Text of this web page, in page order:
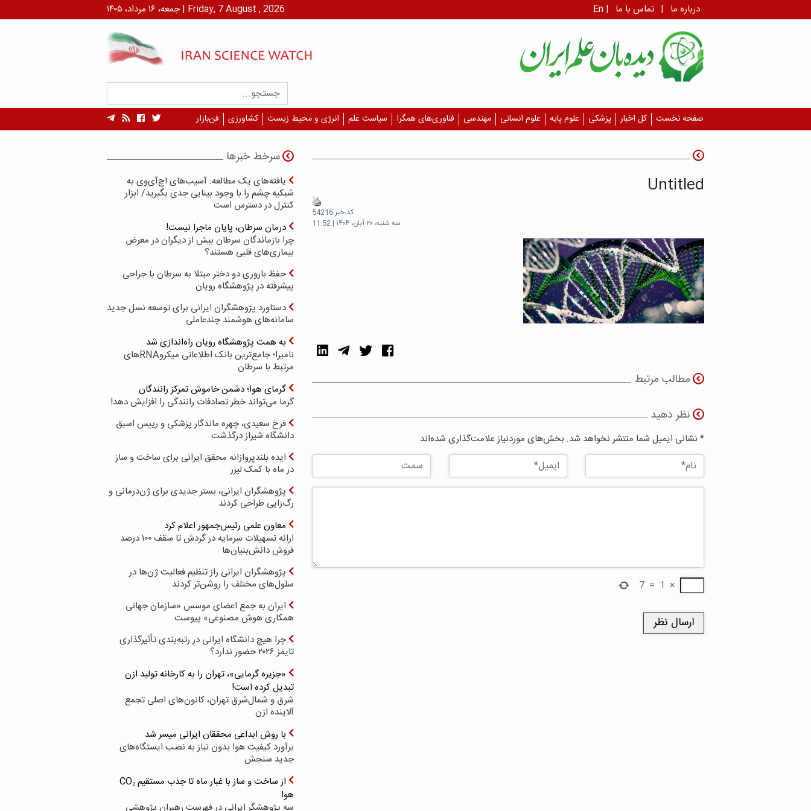
جمعه، ۱۶ مرداد، ۱۴۰۵ | Friday, 7 August , 2026 En | درباره ما | تماس با ما
صفحه نخست کل اخبار پزشکی علوم پایه علوم انسانی مهندسی فناوری‌های همگرا سیاست علم انرژی و محیط زیست کشاورزی فن‌بازار
Untitled
کد خبر:54216
سه شنبه، ۲۰ آبان، ۱۴۰۴ | 11:52
مطالب مرتبط
نظر دهید
* نشانی ایمیل شما منتشر نخواهد شد. بخش‌های موردنیاز علامت‌گذاری شده‌اند
×
1
=
7
سرخط خبرها
یافته‌های یک مطالعه: آسیب‌های اچ‌آی‌وی به
شبکیه چشم را با وجود بینایی جدی بگیرید/ ابزار
کنترل در دسترس است
درمان سرطان، پایان ماجرا نیست!
چرا بازماندگان سرطان بیش از دیگران در معرض
بیماری‌های قلبی هستند؟
حفظ باروری دو دختر مبتلا به سرطان با جراحی
پیشرفته در پژوهشگاه رویان
دستاورد پژوهشگران ایرانی برای توسعه نسل جدید
سامانه‌های هوشمند چندعاملی
به همت پژوهشگاه رویان راه‌اندازی شد
نامیرا؛ جامع‌ترین بانک اطلاعاتی میکروRNAهای
مرتبط با سرطان
گرمای هوا؛ دشمن خاموش تمرکز رانندگان
گرما می‌تواند خطر تصادفات رانندگی را افزایش دهد!
فرخ سعیدی، چهره ماندگار پزشکی و رییس اسبق
دانشگاه شیراز درگذشت
ایده بلندپروازانه محقق ایرانی برای ساخت و ساز
در ماه با کمک لیزر
پژوهشگران ایرانی، بستر جدیدی برای ژن‌درمانی و
رگ‌زایی طراحی کردند
معاون علمی رئیس‌جمهور اعلام کرد
ارائه تسهیلات سرمایه در گردش تا سقف ۱۰۰ درصد
فروش دانش‌بنیان‌ها
پژوهشگران ایرانی راز تنظیم فعالیت ژن‌ها در
سلول‌های مختلف را روشن‌تر کردند
ایران به جمع اعضای موسس «سازمان جهانی
همکاری هوش مصنوعی» پیوست
چرا هیچ دانشگاه ایرانی در رتبه‌بندی تأثیرگذاری
تایمز ۲۰۲۶ حضور ندارد؟
«جزیره گرمایی»، تهران را به کارخانه تولید ازن
تبدیل کرده است!
شرق و شمال‌شرق تهران، کانون‌های اصلی تجمع
آلاینده ازن
با روش ابداعی محققان ایرانی میسر شد
برآورد کیفیت هوا بدون نیاز به نصب ایستگاه‌های
جدید سنجش
از ساخت و ساز با غبار ماه تا جذب مستقیم CO₂
هوا
سه پژوهشگر ایرانی در فهرست رهبران پژوهشی